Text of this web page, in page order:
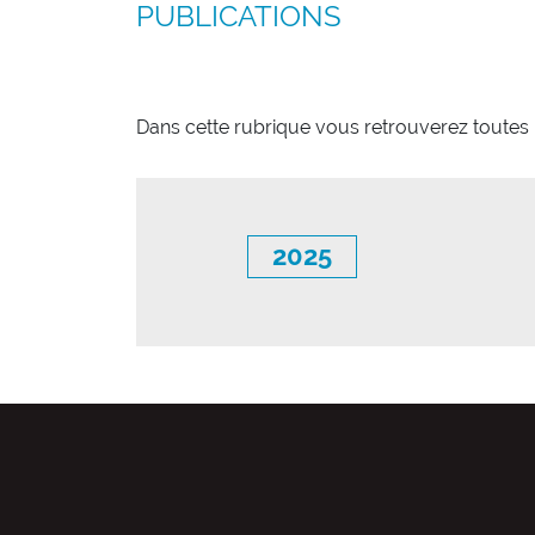
PUBLICATIONS
Dans cette rubrique vous retrouverez
2025